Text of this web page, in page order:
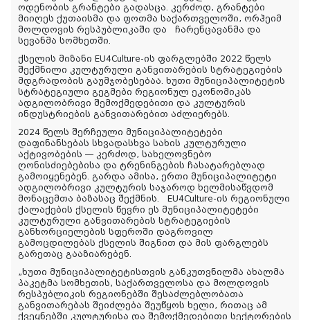
ოდენობის გრანტები გადასცა. კერძოდ, გრანტები
მიიღეს ქუთაისმა და ფოთმა საქართველოში, ორჰეიმ
მოლდოვის რესპუბლიკაში და ჩარენცავანმა და
სევანმა სომხეთში.
ქსელის მიზანი EU4Culture-ის ფარგლებში 2022 წელს
შექმნილი კულტურული განვითარების სტრატეგიების
მდგრადობის გაუმჯობესებაა. ხუთი მუნიციპალიტეტის
სტრატეგიული გეგმები რეგიონულ ეკონომიკას
ადგილობრივი შემოქმედებითი და კულტურის
ინდუსტრიების განვითარებით აძლიერებს.
2024 წელს შერჩეული მუნიციპალიტეტები
დაფინანსებას სხვადასხვა სახის კულტურული
აქტივობების — კერძოდ, სახელოვნებო
ღონისძიებებისა და ტრენინგების ჩასატარებლად
გამოიყენებენ. გარდა ამისა, ერთი მუნიციპალიტეტი
ადგილობრივი კულტურის საჯაროდ ხელმისაწვდომ
მონაცემთა ბაზასაც შექმნის. EU4Culture-ის რეგიონული
ქალაქების ქსელის წევრი ეს მუნიციპალიტეტები
კულტურული განვითარების სტრატეგიების
განხორციელების სფეროში დაგროვილ
გამოცდილებას ქსელის შიგნით და მის ფარგლებს
გარეთაც გააზიარებენ.
„ხუთი მუნიციპალიტეტისთვის განკუთვნილმა ახალმა
პაკეტმა სომხეთის, საქართველოსა და მოლდოვის
რესპუბლიკის რეგიონებში შესაძლებლობათა
განვითარებას შეიძლება შეუწყოს ხელი, რითაც ამ
ქვეყნებში კულტურისა და შემოქმედებითი სექტორების